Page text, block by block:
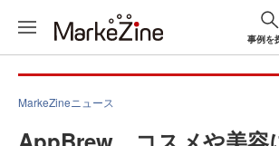
事例を
MarkeZineニュース